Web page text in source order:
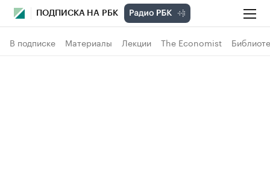
ПОДПИСКА НА РБК
В подписке Материалы Лекции The Economist